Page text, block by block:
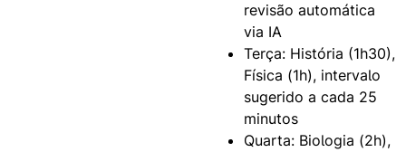
revisão automática
via IA
Terça: História (1h30),
Física (1h), intervalo
sugerido a cada 25
minutos
Quarta: Biologia (2h),